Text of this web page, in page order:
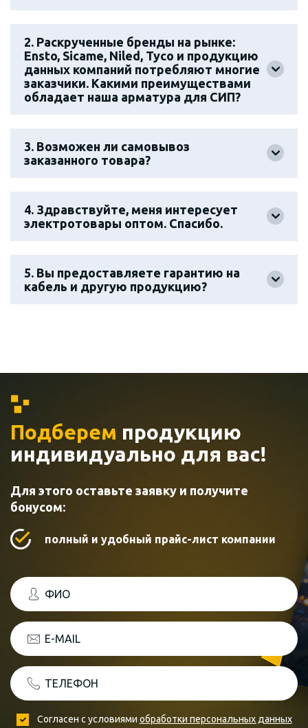
2. Раскрученные бренды на рынке:
Ensto, Sicame, Niled, Tyco и продукцию
данных компаний потребляют многие
заказчики. Какими преимуществами
обладает наша арматура для СИП?
3. Возможен ли самовывоз
заказанного товара?
4. Здравствуйте, меня интересует
электротовары оптом. Спасибо.
5. Вы предоставляете гарантию на
кабель и другую продукцию?
Подберем продукцию
индивидуально для вас!
Для этого оставьте заявку и получите
бонусом:
полный и удобный прайс-лист компании
ФИО
E-MAIL
ТЕЛЕФОН
Согласен с условиями обработки персональных данных